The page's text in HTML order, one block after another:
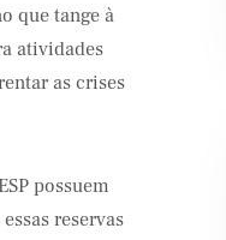
que tange à
atividades
as crises
possuem
reservas